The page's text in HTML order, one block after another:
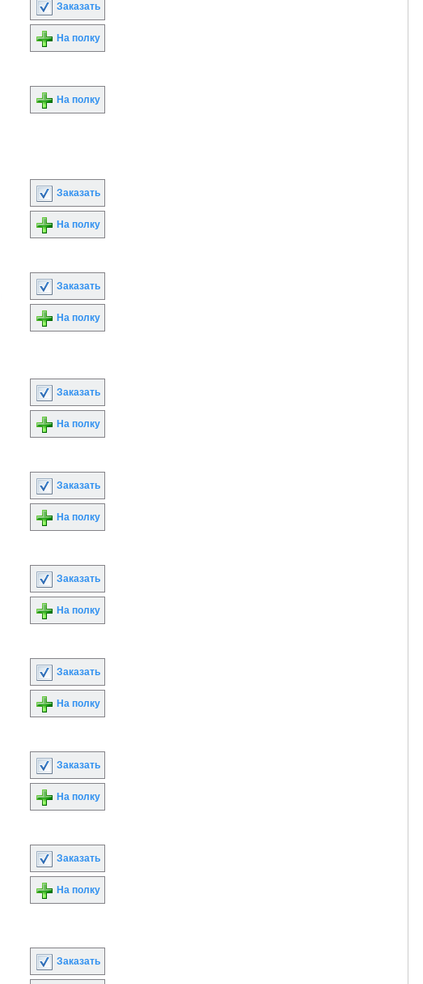
Заказать
На полку
На полку
Заказать
На полку
Заказать
На полку
Заказать
На полку
Заказать
На полку
Заказать
На полку
Заказать
На полку
Заказать
На полку
Заказать
На полку
Заказать